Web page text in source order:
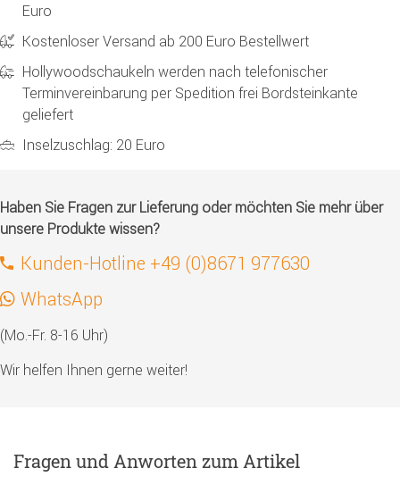
Euro
Kostenloser Versand ab 200 Euro Bestellwert
Hollywoodschaukeln werden nach telefonischer
Terminvereinbarung per Spedition frei Bordsteinkante
geliefert
Inselzuschlag: 20 Euro
Haben Sie Fragen zur Lieferung oder möchten Sie mehr über
unsere Produkte wissen?
Kunden-Hotline +49 (0)8671 977630
WhatsApp
(Mo.-Fr. 8-16 Uhr)
Wir helfen Ihnen gerne weiter!
Fragen und Anworten zum Artikel